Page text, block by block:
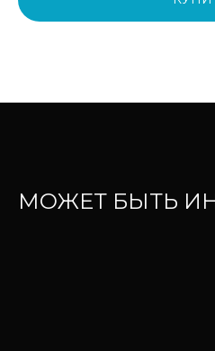
МОЖЕТ БЫТЬ